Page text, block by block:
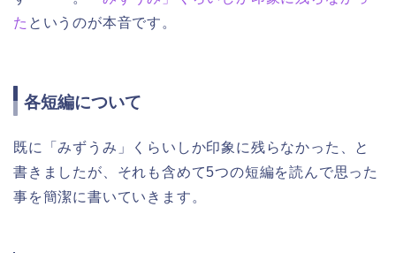
た というのが本音です。
各短編について
既に「みずうみ」くらいしか印象に残らなかった、と
書きましたが、それも含めて5つの短編を読んで思った
事を簡潔に書いていきます。